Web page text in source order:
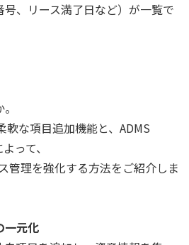
号、リース満了日など）が一覧で
軟な項目追加機能と、ADMS
って、
管理を強化する方法をご紹介しま
一元化